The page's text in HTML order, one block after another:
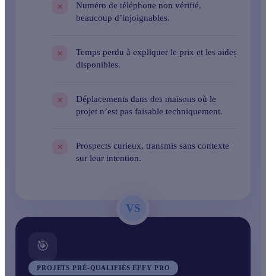
Numéro de téléphone non vérifié,
beaucoup d’injoignables.
Temps perdu à expliquer le prix et les aides
disponibles.
Déplacements dans des maisons où le
projet n’est pas faisable techniquement.
Prospects curieux, transmis sans contexte
sur leur intention.
VS
🎯
PROJETS PRÉ-QUALIFIÉS EFFY PRO